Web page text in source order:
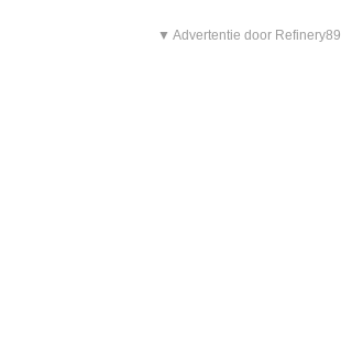
▼ Advertentie door Refinery89